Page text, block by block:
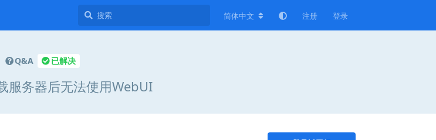
简体中文 注册 登录
Q&A 已解决
服务器后无法使用WebUI